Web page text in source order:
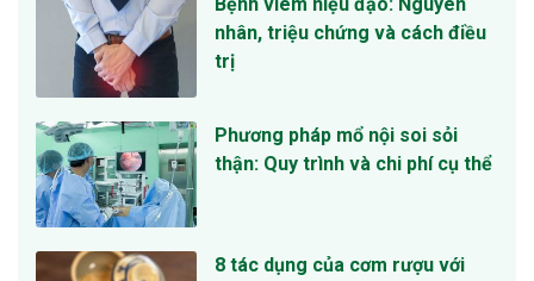
nhân, triệu chứng và cách điều
trị
Phương pháp mổ nội soi sỏi
thận: Quy trình và chi phí cụ thể
8 tác dụng của cơm rượu với